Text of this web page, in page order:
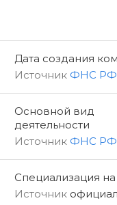
Дата создания
Источник ФНС РФ
Основной вид
деятельности
Источник ФНС РФ
Специализация
Источник